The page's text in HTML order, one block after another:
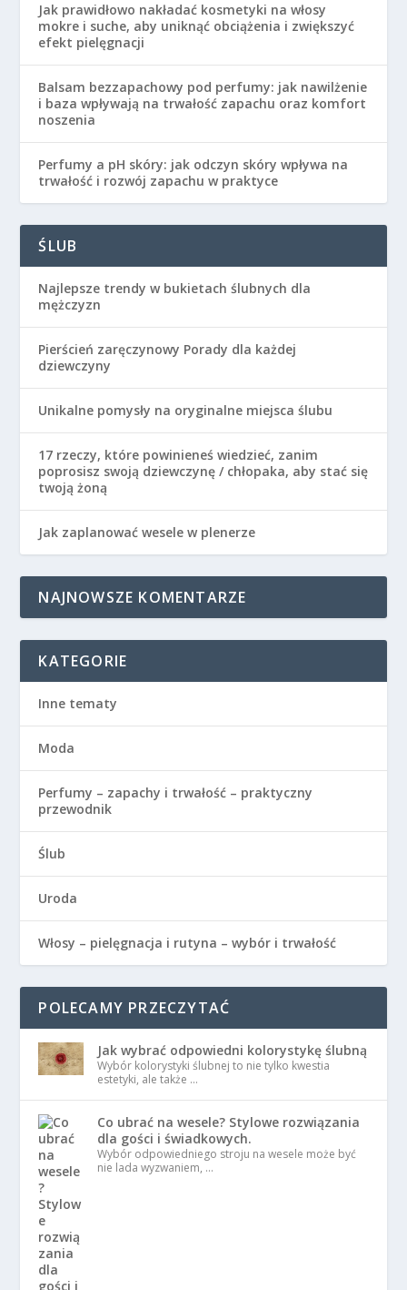
Jak prawidłowo nakładać kosmetyki na włosy
mokre i suche, aby uniknąć obciążenia i zwiększyć
efekt pielęgnacji
Balsam bezzapachowy pod perfumy: jak nawilżenie
i baza wpływają na trwałość zapachu oraz komfort
noszenia
Perfumy a pH skóry: jak odczyn skóry wpływa na
trwałość i rozwój zapachu w praktyce
ŚLUB
Najlepsze trendy w bukietach ślubnych dla
mężczyzn
Pierścień zaręczynowy Porady dla każdej
dziewczyny
Unikalne pomysły na oryginalne miejsca ślubu
17 rzeczy, które powinieneś wiedzieć, zanim
poprosisz swoją dziewczynę / chłopaka, aby stać się
twoją żoną
Jak zaplanować wesele w plenerze
NAJNOWSZE KOMENTARZE
KATEGORIE
Inne tematy
Moda
Perfumy – zapachy i trwałość – praktyczny
przewodnik
Ślub
Uroda
Włosy – pielęgnacja i rutyna – wybór i trwałość
POLECAMY PRZECZYTAĆ
Jak wybrać odpowiedni kolorystykę ślubną
Wybór kolorystyki ślubnej to nie tylko kwestia
estetyki, ale także …
Co ubrać na wesele? Stylowe rozwiązania
dla gości i świadkowych.
Wybór odpowiedniego stroju na wesele może być
nie lada wyzwaniem, …